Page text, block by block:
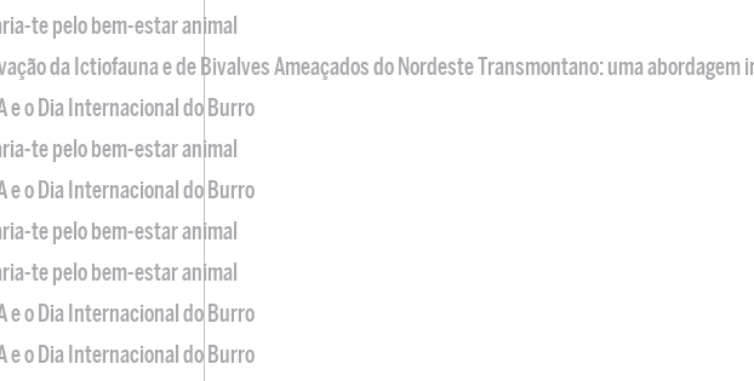
te pelo bem-estar animal
da Ictiofauna e de Bivalves Ameaçados do Nordeste Transmontano: uma abordagem
e o Dia Internacional do Burro
te pelo bem-estar animal
e o Dia Internacional do Burro
te pelo bem-estar animal
te pelo bem-estar animal
e o Dia Internacional do Burro
e o Dia Internacional do Burro